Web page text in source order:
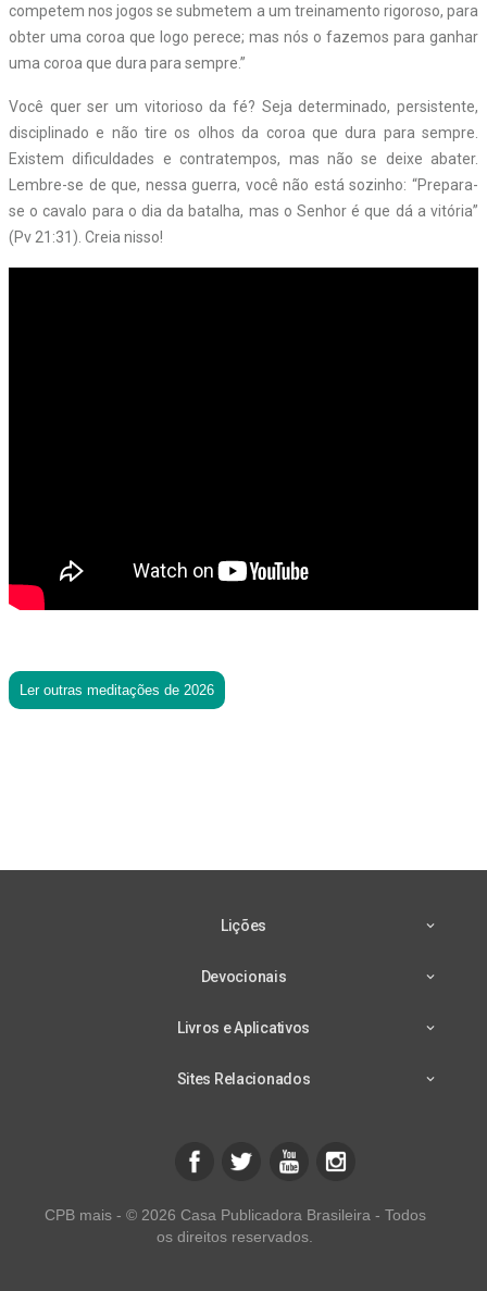
competem nos jogos se submetem a um treinamento rigoroso, para
obter uma coroa que logo perece; mas nós o fazemos para ganhar
uma coroa que dura para sempre.”
Você quer ser um vitorioso da fé? Seja determinado, persistente,
disciplinado e não tire os olhos da coroa que dura para sempre.
Existem dificuldades e contratempos, mas não se deixe abater.
Lembre-se de que, nessa guerra, você não está sozinho: “Prepara-
se o cavalo para o dia da batalha, mas o Senhoré que dá a vitória”
(Pv 21:31). Creia nisso!
Ler outras meditações de 2026
Lições
Devocionais
Livros e Aplicativos
Sites Relacionados
CPB mais - © 2026 Casa Publicadora Brasileira - Todos
os direitos reservados.